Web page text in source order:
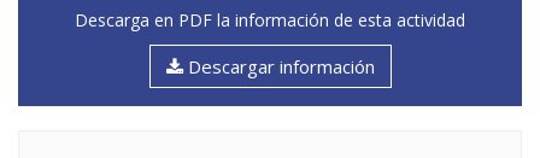
Descarga en PDF la información de esta actividad
Descargar información